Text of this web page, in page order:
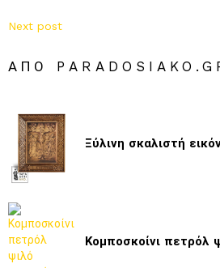
Next post
ΑΠΌ
Ξύλινη σκαλιστή
Κομποσκοίνι πετρόλ